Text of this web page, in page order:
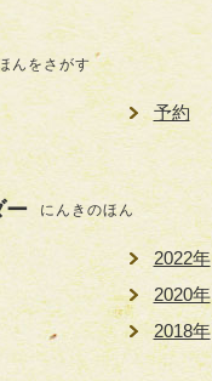
んをさがす
予約
ー にんきのほん
2022年
2020年
2018年